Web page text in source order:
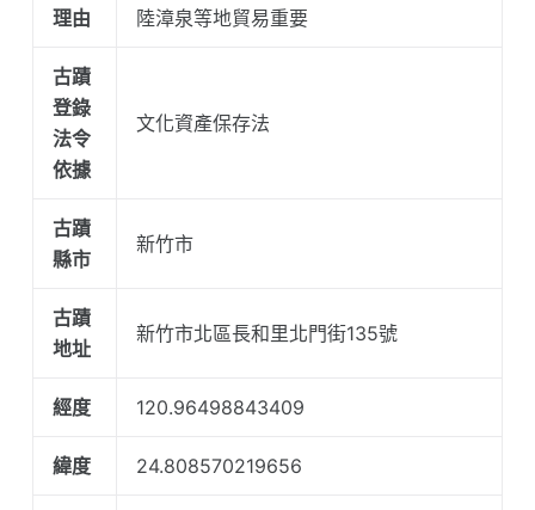
理由
陸漳泉等地貿易重要
古蹟
登錄
法令
依據
文化資產保存法
古蹟
縣市
新竹市
古蹟
地址
新竹市北區長和里北門街135號
經度 120.96498843409
緯度 24.808570219656